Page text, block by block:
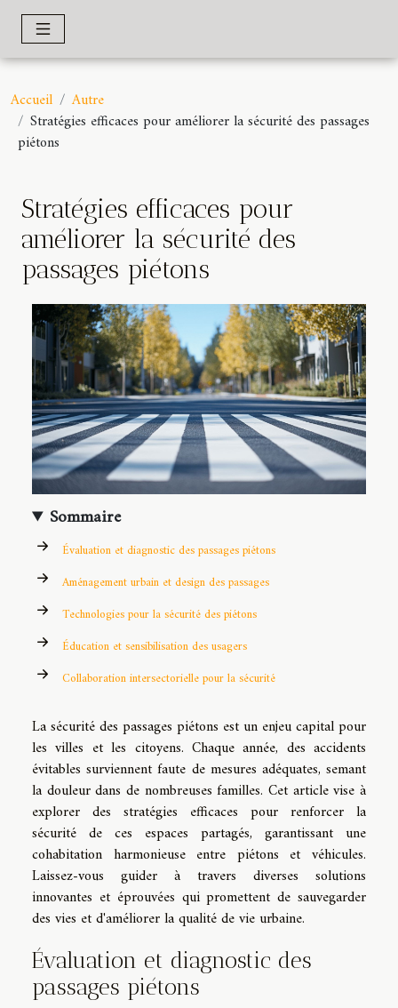
Accueil
Autre
Stratégies efficaces pour améliorer la sécurité des passages
piétons
Stratégies efficaces pour
améliorer la sécurité des
passages piétons
Sommaire
Évaluation et diagnostic des passages piétons
Aménagement urbain et design des passages
Technologies pour la sécurité des piétons
Éducation et sensibilisation des usagers
Collaboration intersectorielle pour la sécurité
La sécurité des passages piétons est un enjeu capital pour
les villes et les citoyens. Chaque année, des accidents
évitables surviennent faute de mesures adéquates, semant
la douleur dans de nombreuses familles. Cet article vise à
explorer des stratégies efficaces pour renforcer la
sécurité de ces espaces partagés, garantissant une
cohabitation harmonieuse entre piétons et véhicules.
Laissez-vous guider à travers diverses solutions
innovantes et éprouvées qui promettent de sauvegarder
des vies et d'améliorer la qualité de vie urbaine.
Évaluation et diagnostic des
passages piétons